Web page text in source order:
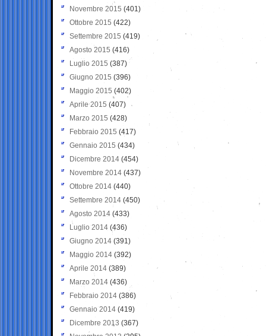
Novembre 2015 (401)
Ottobre 2015 (422)
Settembre 2015 (419)
Agosto 2015 (416)
Luglio 2015 (387)
Giugno 2015 (396)
Maggio 2015 (402)
Aprile 2015 (407)
Marzo 2015 (428)
Febbraio 2015 (417)
Gennaio 2015 (434)
Dicembre 2014 (454)
Novembre 2014 (437)
Ottobre 2014 (440)
Settembre 2014 (450)
Agosto 2014 (433)
Luglio 2014 (436)
Giugno 2014 (391)
Maggio 2014 (392)
Aprile 2014 (389)
Marzo 2014 (436)
Febbraio 2014 (386)
Gennaio 2014 (419)
Dicembre 2013 (367)